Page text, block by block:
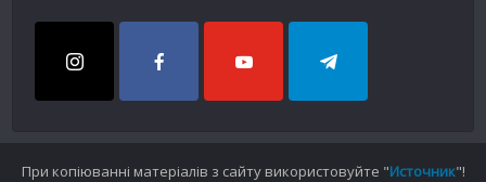
При копіюванні матеріалів з сайту використовуйте "Источник"!